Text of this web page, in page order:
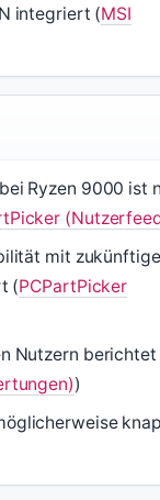
integriert (MSI
Ryzen 9000 ist
mit
(PCPartPicker
Nutzern berichtet
)